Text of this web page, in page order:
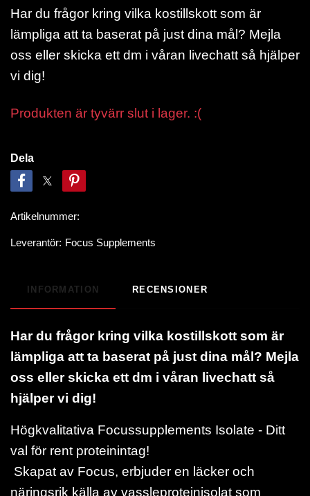
Har du frågor kring vilka kostillskott som är
lämpliga att ta baserat på just dina mål? Mejla
oss eller skicka ett dm i våran livechatt så hjälper
vi dig!
Produkten är tyvärr slut i lager. :(
Dela
Artikelnummer:
Leverantör: Focus Supplements
INFORMATION RECENSIONER
Har du frågor kring vilka kostillskott som är
lämpliga att ta baserat på just dina mål? Mejla
oss eller skicka ett dm i våran livechatt så
hjälper vi dig!
Högkvalitativa Focussupplements Isolate - Ditt
val för rent proteinintag!
Skapat av Focus, erbjuder en läcker och
näringsrik källa av vassleproteinisolat som